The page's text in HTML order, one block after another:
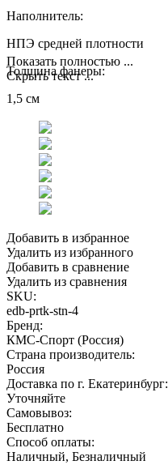
Наполнитель:
НПЭ средней плотности
Толщина фанеры:
1,5 см
Показать полностью ...
Скрыть текст ...
Добавить в избранное
Удалить из избранного
Добавить в сравнение
Удалить из сравнения
SKU:
edb-prtk-stn-4
Бренд:
КМС-Спорт (Россия)
Страна производитель:
Россия
Доставка по г. Екатеринбург:
Уточняйте
Самовывоз:
Бесплатно
Способ оплаты:
Наличный, Безналичный